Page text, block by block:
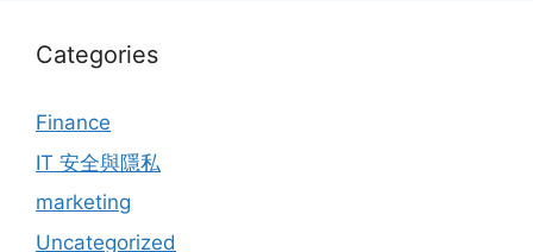
Categories
Finance
IT 安全與隱私
marketing
Uncategorized